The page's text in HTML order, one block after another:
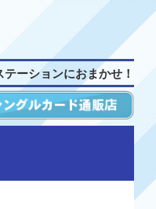
ーションにおまかせ！